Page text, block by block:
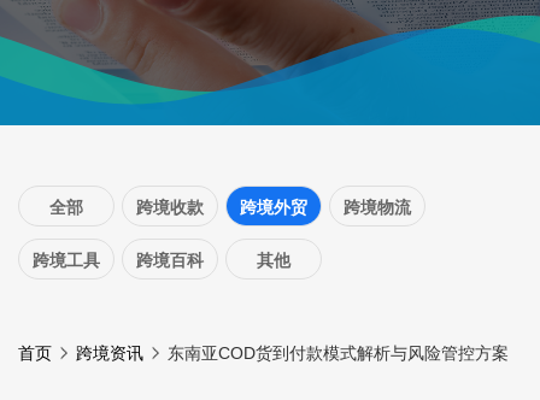
全部 跨境收款 跨境外贸 跨境物流
跨境工具 跨境百科 其他
首页 跨境资讯 东南亚COD货到付款模式解析与风险管控方案